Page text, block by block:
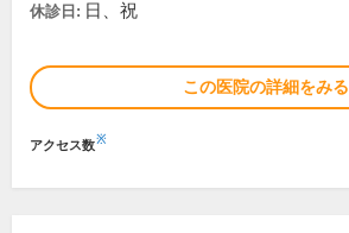
休診日: 日、祝
この医院の詳細をみる
アクセス数※